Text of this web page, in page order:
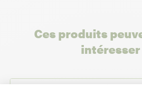
Ces produits
intéresser